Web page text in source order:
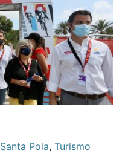
Santa Pola, Turismo